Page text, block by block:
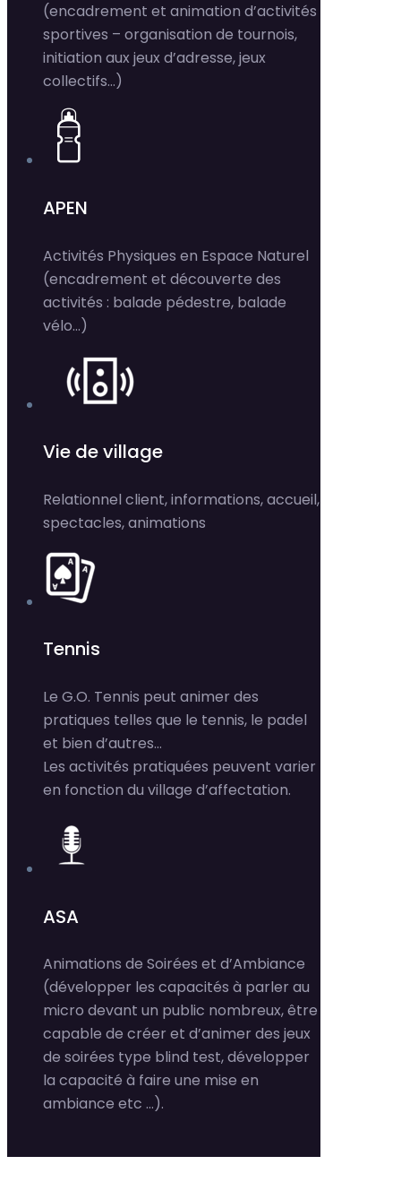
(encadrement et animation d’activités
sportives – organisation de tournois,
initiation aux jeux d’adresse, jeux
collectifs…)
APEN
Activités Physiques en Espace Naturel
(encadrement et découverte des
activités : balade pédestre, balade
vélo…)
Vie de village
Relationnel client, informations, accueil,
spectacles, animations
Tennis
Le G.O. Tennis peut animer des
pratiques telles que le tennis, le padel
et bien d’autres…
Les activités pratiquées peuvent varier
en fonction du village d’affectation.
ASA
Animations de Soirées et d’Ambiance
(développer les capacités à parler au
micro devant un public nombreux, être
capable de créer et d’animer des jeux
de soirées type blind test, développer
la capacité à faire une mise en
ambiance etc …).